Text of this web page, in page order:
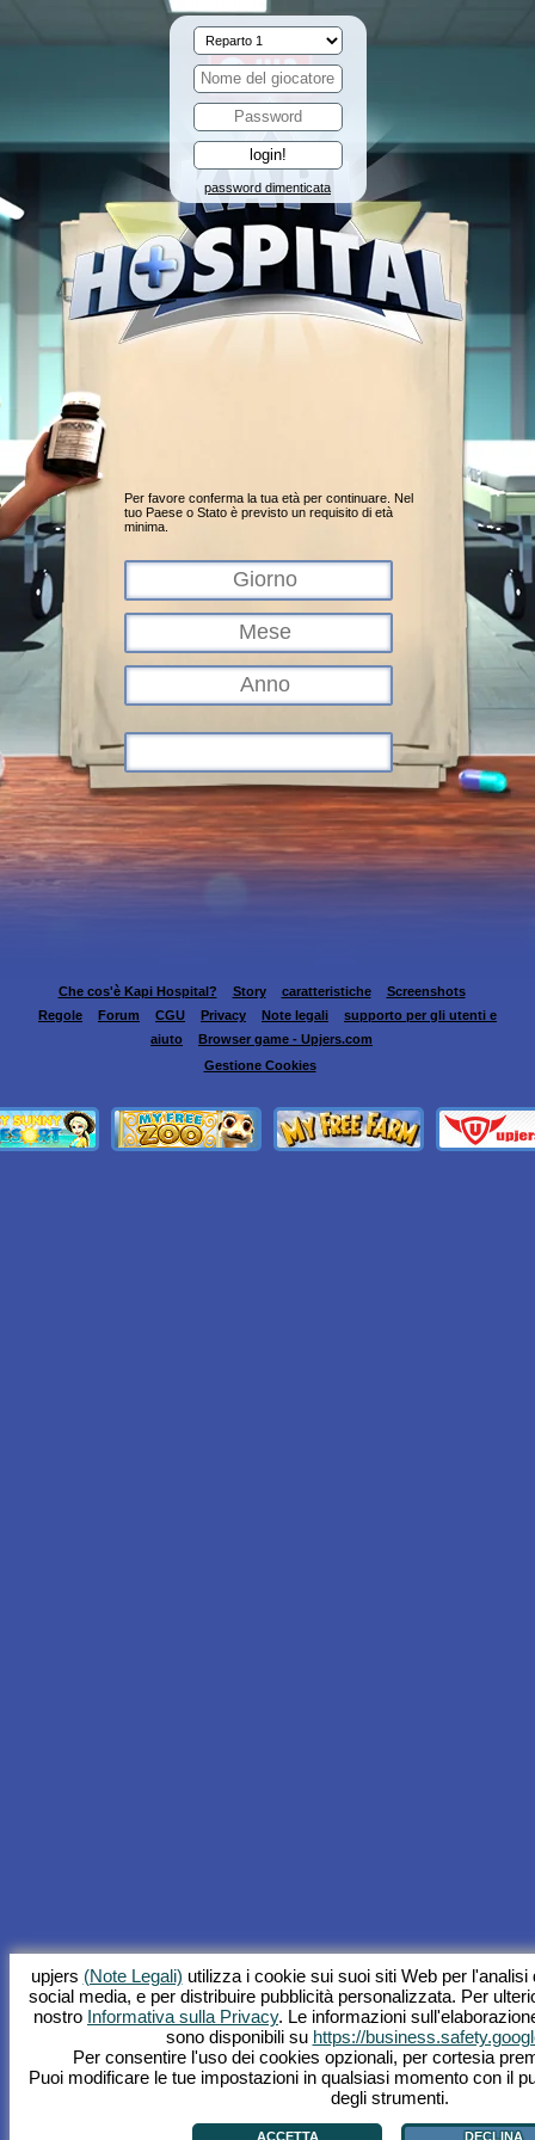
password dimenticata
Per favore conferma la tua età per continuare. Nel
tuo Paese o Stato è previsto un requisito di età
minima.
Che cos'è Kapi Hospital? Story caratteristiche
Screenshots
Regole
Forum CGU Privacy Note legali
supporto per gli utenti e
aiuto
Browser game - Upjers.com
Gestione Cookies
upjers (Note Legali) utilizza i cookie sui suoi siti Web per
social media, e per distribuire pubblicità personalizzata. Per
nostro Informativa sulla Privacy. Le informazioni
sono disponibili su https://
Per consentire l'uso dei cookies opzionali, per cortesia
Puoi modificare le tue impostazioni in qualsiasi momento con il
degli strumenti.
ACCETTA DECLINA